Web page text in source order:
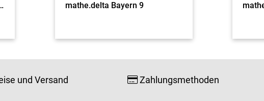
& teach 9 EL mathe.delta Bayern 9
und Versand Zahlungsmethoden